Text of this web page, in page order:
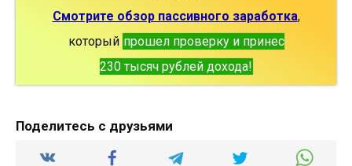
Смотрите обзор пассивного заработка,
который прошел проверку и принес
230 тысяч рублей дохода!
Поделитесь с друзьями